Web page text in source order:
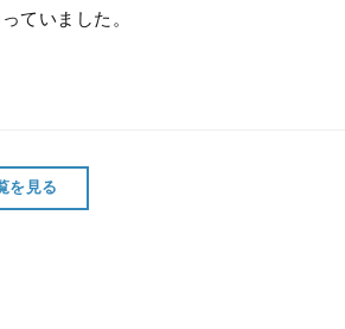
ていました。
を見る